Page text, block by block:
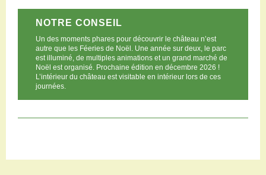
NOTRE CONSEIL
Un des moments phares pour découvrir le château n’est
autre que les Féeries de Noël. Une année sur deux, le parc
est illuminé, de multiples animations et un grand marché de
Noël est organisé. Prochaine édition en décembre 2026 !
L’intérieur du château est visitable en intérieur lors de ces
journées.